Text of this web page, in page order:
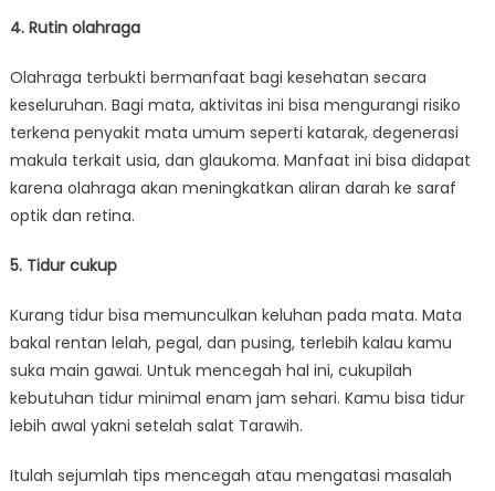
4. Rutin olahraga
Olahraga terbukti bermanfaat bagi kesehatan secara
keseluruhan. Bagi mata, aktivitas ini bisa mengurangi risiko
terkena penyakit mata umum seperti katarak, degenerasi
makula terkait usia, dan glaukoma. Manfaat ini bisa didapat
karena olahraga akan meningkatkan aliran darah ke saraf
optik dan retina.
5. Tidur cukup
Kurang tidur bisa memunculkan keluhan pada mata. Mata
bakal rentan lelah, pegal, dan pusing, terlebih kalau kamu
suka main gawai. Untuk mencegah hal ini, cukupilah
kebutuhan tidur minimal enam jam sehari. Kamu bisa tidur
lebih awal yakni setelah salat Tarawih.
Itulah sejumlah tips mencegah atau mengatasi masalah